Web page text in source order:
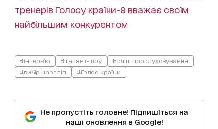
тренерів Голосу країни-9 вважає своїм
найбільшим конкурентом
#інтерв'ю #талант-шоу
#сліпі прослуховування
#вибір наосліп
#Голос країни
Не пропустіть головне! Підпишіться на
наші оновлення в Google!